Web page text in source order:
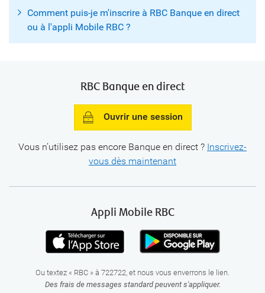
Comment puis-je m'inscrire à RBC Banque en direct
ou à l'appli Mobile RBC ?
RBC Banque en direct
Ouvrir une session
Vous n’utilisez pas encore Banque en direct ? Inscrivez-
vous dès maintenant
Appli Mobile RBC
Ou textez « RBC » à 722722, et nous vous enverrons le lien.
Des frais de messages standard peuvent s'appliquer.